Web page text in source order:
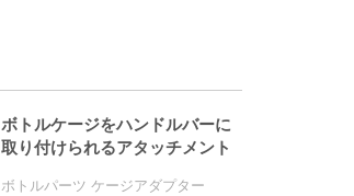
ボトルケージをハンドルバーに
取り付けられるアタッチメント
ボトルパーツ ケージアダプター